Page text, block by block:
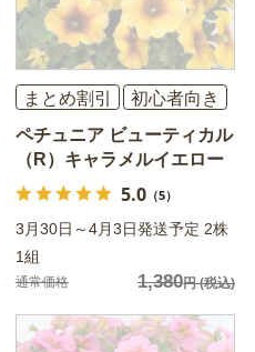
まとめ割引
初心者向き
ペチュニア ビューティカル
（R）キャラメルイエロー
5.0（5）
3月30日～4月3日発送予定 2株
1組
通常価格 1,380円(税込)